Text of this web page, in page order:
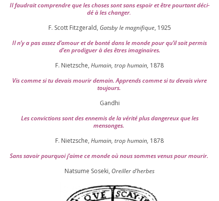
Il fau­drait com­prendre que les choses sont sans espoir et être pour­tant déci­
dé à les chan­ger.
F. Scott Fitzgerald, Gatsby le magni­fique, 1925
Il n’y a pas assez d’a­mour et de bon­té dans le monde pour qu’il soit per­mis
d’en pro­di­guer à des êtres imaginaires.
F. Nietzsche, Humain, trop humain, 1878
Vis comme si tu devais mou­rir demain. Apprends comme si tu devais vivre
toujours.
Gandhi
Les convic­tions sont des enne­mis de la véri­té plus dan­ge­reux que les
mensonges.
F. Nietzsche, Humain, trop humain, 1878
Sans savoir pour­quoi j’aime ce monde où nous sommes venus pour mourir.
Natsume Soseki, Oreiller d’herbes